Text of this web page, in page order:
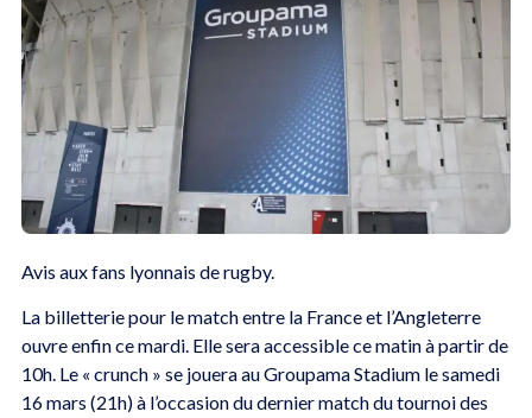
Avis aux fans lyonnais de rugby.
La billetterie pour le match entre la France et l’Angleterre
ouvre enfin ce mardi. Elle sera accessible ce matin à partir de
10h. Le « crunch » se jouera au Groupama Stadium le samedi
16 mars (21h) à l’occasion du dernier match du tournoi des